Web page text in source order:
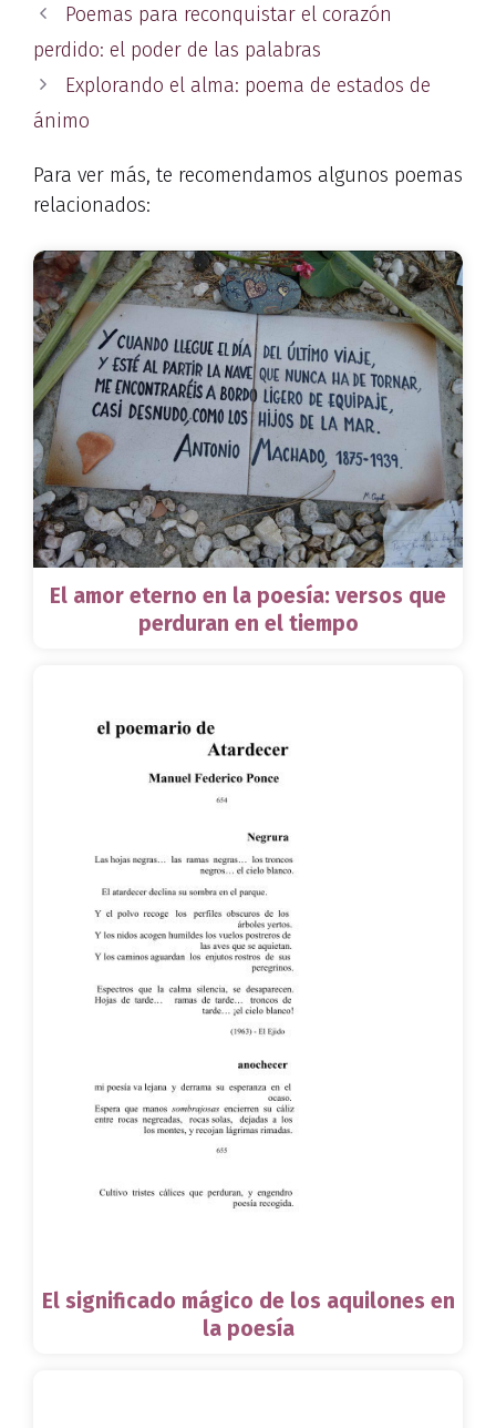
Poemas para reconquistar el corazón
perdido: el poder de las palabras
Explorando el alma: poema de estados de
ánimo
Para ver más, te recomendamos algunos poemas
relacionados:
El amor eterno en la poesía: versos que
perduran en el tiempo
El significado mágico de los aquilones en
la poesía